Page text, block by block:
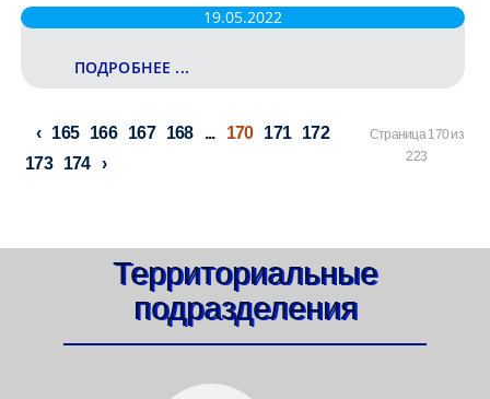
19.05.2022
ПОДРОБНЕЕ ...
165 166 167 168 ... 170 171
172
173
174
Страница 170 из
223
Территориальные
подразделения